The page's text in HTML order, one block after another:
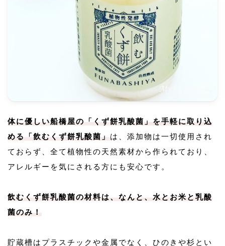
体に優しい船橋屋の「くず餅乳酸菌」を手軽に取り込
める「飲むくず餅乳酸菌」 は、添加物は一切使用され
ておらず、全て植物性の天然素材から作られており、
アレルギーを気にされる方にも安心です。
飲むくず餅乳酸菌の材料は、なんと、水とお米と乳酸
菌のみ！
貯蔵槽はプラスチックや金属でなく、ひのきや杉とい